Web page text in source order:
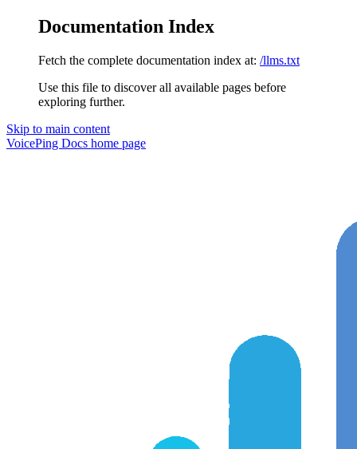
Documentation Index
Fetch the complete documentation index at: /llms.txt
Use this file to discover all available pages before
exploring further.
Skip to main content
VoicePing Docs home page